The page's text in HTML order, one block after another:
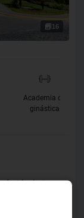
16
Academia de
ginástica
e tem